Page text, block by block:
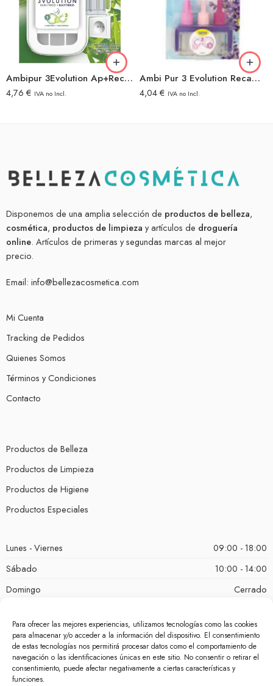
Para ofrecer las mejores experiencias, utilizamos tecnologías como las cookies
para almacenar y/o acceder a la información del dispositivo. El consentimiento
de estas tecnologías nos permitirá procesar datos como el comportamiento de
navegación o las identificaciones únicas en este sitio. No consentir o retirar el
consentimiento, puede afectar negativamente a ciertas características y
funciones.
Ambipur 3Evolution Ap+Rec Tatami Japones
4,76 € IVA no Incl.
Ambi Pur 3 Evolution Recambio Lavanda
4,04€ IVA no Incl.
Disponemos de una amplia selección de productos de belleza,
cosmética, productos de limpieza y artículos de droguería
online. Artículos de primeras y segundas marcas al mejor
precio.
Email: info@bellezacosmetica.com
Mi Cuenta
Tracking de Pedidos
Quienes Somos
Términos y Condiciones
Contacto
Productos de Belleza
Productos de Limpieza
Productos de Higiene
Productos Especiales
Lunes - Viernes
09:00 - 18:00
Sábado
10:00 - 14:00
Domingo
Cerrado